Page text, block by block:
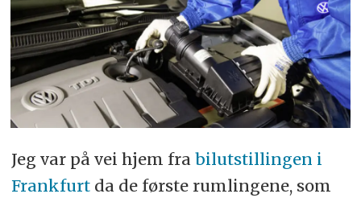
Jeg var på vei hjem fra bilutstillingen i
Frankfurtda de første rumlingene, som